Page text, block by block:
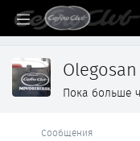
Olegosan
Пока больше
Сообщения